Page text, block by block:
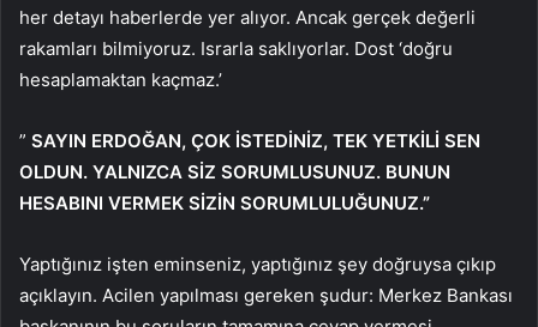
her detayı haberlerde yer alıyor. Ancak gerçek değerli
rakamları bilmiyoruz. Israrla saklıyorlar. Dost ‘doğru
hesaplamaktan kaçmaz.’
” SAYIN ERDOĞAN, ÇOK İSTEDİNİZ, TEK YETKİLİ SEN
OLDUN. YALNIZCA SİZ SORUMLUSUNUZ. BUNUN
HESABINI VERMEK SİZİN SORUMLULUĞUNUZ.”
Yaptığınız işten eminseniz, yaptığınız şey doğruysa çıkıp
açıklayın. Acilen yapılması gereken şudur: Merkez Bankası